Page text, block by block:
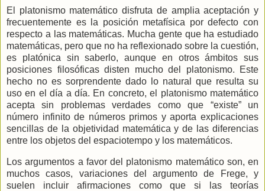
El platonismo matemático disfruta de amplia aceptación y
frecuentemente es la posición metafísica por defecto con
respecto a las matemáticas. Mucha gente que ha estudiado
matemáticas, pero que no ha reflexionado sobre la cuestión,
es platónica sin saberlo, aunque en otros ámbitos sus
posiciones filosóficas disten mucho del platonismo. Este
hecho no es sorprendente dado lo natural que resulta su
uso en el día a día. En concreto, el platonismo matemático
acepta sin problemas verdades como que “existe” un
número infinito de números primos y aporta explicaciones
sencillas de la objetividad matemática y de las diferencias
entre los objetos del espaciotempo y los matemáticos.
Los argumentos a favor del platonismo matemático son, en
muchos casos, variaciones del argumento de Frege, y
suelen incluir afirmaciones como que si las teorías